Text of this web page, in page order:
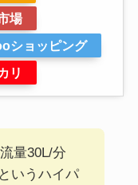
場
ショッピング
リ
量30L/分
いうハイパ